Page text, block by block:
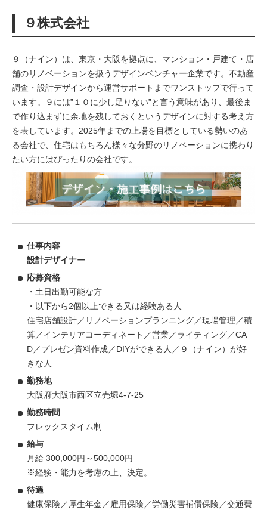
９株式会社
９（ナイン）は、東京・大阪を拠点に、マンション・戸建て・店
舗のリノベーションを扱うデザインベンチャー企業です。不動産
調査・設計デザインから運営サポートまでワンストップで行って
います。９には”１０に少し足りない”と言う意味があり、最後ま
で作り込まずに余地を残しておくというデザインに対する考え方
を表しています。2025年までの上場を目標としている勢いのあ
る会社で、住宅はもちろん様々な分野のリノベーションに携わり
たい方にはぴったりの会社です。
仕事内容
設計デザイナー
応募資格
・土日出勤可能な方
・以下から2個以上できる又は経験ある人
住宅店舗設計／リノベーションプランニング／現場管理／積
算／インテリアコーディネート／営業／ライティング／CA
D／プレゼン資料作成／DIYができる人／９（ナイン）が好
きな人
勤務地
大阪府大阪市西区立売堀4-7-25
勤務時間
フレックスタイム制
給与
月給 300,000円～500,000円
※経験・能力を考慮の上、決定。
待遇
健康保険／厚生年金／雇用保険／労働災害補償保険／交通費